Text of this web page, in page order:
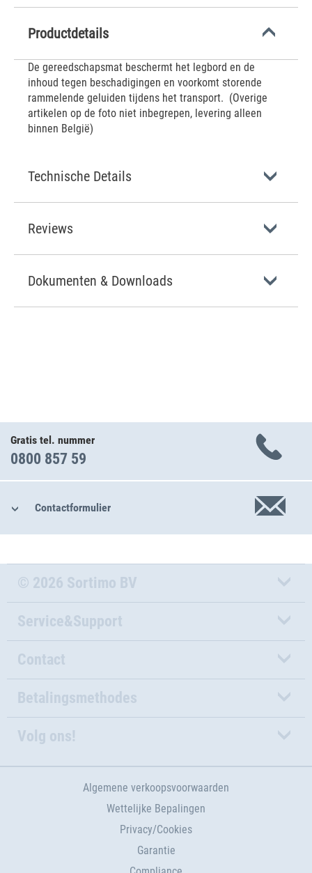
Productdetails
De gereedschapsmat beschermt het legbord en de
inhoud tegen beschadigingen en voorkomt storende
rammelende geluiden tijdens het transport. (Overige
artikelen op de foto niet inbegrepen, levering alleen
binnen België)
Technische Details
Reviews
Dokumenten & Downloads
Gratis tel. nummer
0800 857 59
Contactformulier
© 2026 Sortimo BV
Service&Support
Contact
Betalingsmethodes
Volg ons!
Algemene verkoopsvoorwaarden
Wettelijke Bepalingen
Privacy/Cookies
Garantie